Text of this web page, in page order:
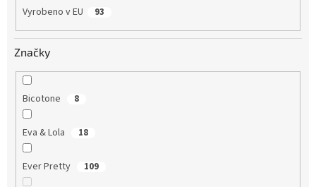
Vyrobeno v EU 93
Značky
Bicotone 8
Eva & Lola 18
Ever Pretty 109